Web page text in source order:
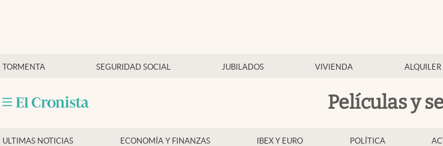
TORMENTA SEGURIDAD SOCIAL JUBILADOS VIVIENDA ALQUILER
Películas y
Economía y finanzas
Criptomonedas
ULTIMAS NOTICIAS ECONOMÍA Y FINANZAS IBEX Y EURO POLÍTICA